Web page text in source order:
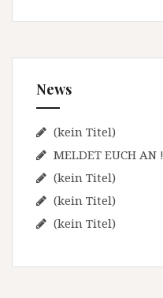
v
n
a
c
h
News
(kein Titel)
MELDET EUCH AN !
(kein Titel)
(kein Titel)
(kein Titel)